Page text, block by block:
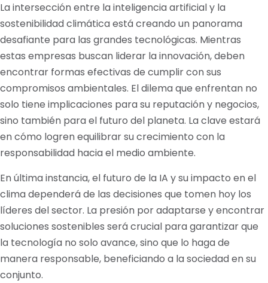
La intersección entre la inteligencia artificial y la
sostenibilidad climática está creando un panorama
desafiante para las grandes tecnológicas. Mientras
estas empresas buscan liderar la innovación, deben
encontrar formas efectivas de cumplir con sus
compromisos ambientales. El dilema que enfrentan no
solo tiene implicaciones para su reputación y negocios,
sino también para el futuro del planeta. La clave estará
en cómo logren equilibrar su crecimiento con la
responsabilidad hacia el medio ambiente.
En última instancia, el futuro de la IA y su impacto en el
clima dependerá de las decisiones que tomen hoy los
líderes del sector. La presión por adaptarse y encontrar
soluciones sostenibles será crucial para garantizar que
la tecnología no solo avance, sino que lo haga de
manera responsable, beneficiando a la sociedad en su
conjunto.